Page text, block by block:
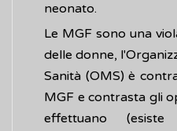
neonato.
Le MGF sono una
delle donne,
Sanità (OMS) è
MGF e contrasta gli
effettuano